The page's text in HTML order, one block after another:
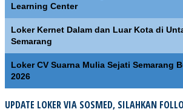
Learning Center
Loker Kernet Dalam dan Luar Kota di
Semarang
Loker CV Suarna Mulia Sejati Semarang
2026
UPDATE LOKER VIA SOSMED, SILAHKAN